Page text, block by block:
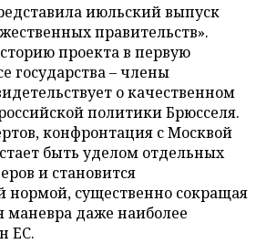
июльский выпуск
правительств».
проекта в первую
государства – члены
о качественном
политики Брюсселя.
конфронтация с Москвой
быть уделом отдельных
и становится
нормой, существенно сокращая
маневра даже наиболее
ЕС.